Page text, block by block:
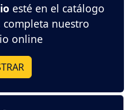
esté en el catálogo
completa nuestro
online